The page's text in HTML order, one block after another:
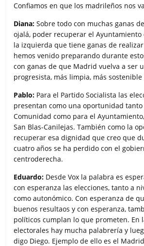
Confiamos en que los madrileños nos
Diana:Sobre todo con muchas ganas
ojalá, poder recuperar el
la izquierda que tiene ganas de
hemos venido preparando durante
con ganas de que Madrid vuelva a ser
progresista, más limpia, más
Pablo: Para el Partido Socialista las
presentan como una oportunidad tanto
Comunidad como para el
San Blas-Canilejas. También como la
recuperar esa dignidad que creo que
cuatro años se ha perdido con el
centroderecha.
Eduardo: Desde Vox la palabra es
con esperanza las elecciones, tanto a
como autonómico. Con esperanza de
buenos resultaos y con esperanza,
políticos cumplan lo que prometen. En
electorales hay mucha palabrería y
digo Diego. Ejemplo de ello es el